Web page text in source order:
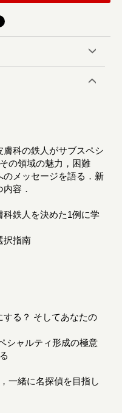
科の鉄人がサブスペシ
の領域の魅力，困難
のメッセージを語る．新
容．
鉄人を決めた1例に学
択指南
る？ そしてあなたの
シャルティ形成の極意
一緒に名探偵を目指し